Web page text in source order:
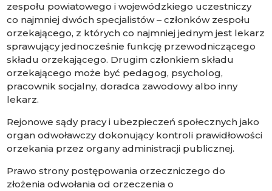
zespołu powiatowego i wojewódzkiego uczestniczy
co najmniej dwóch specjalistów – członków zespołu
orzekającego, z których co najmniej jednym jest lekarz
sprawujący jednocześnie funkcję przewodniczącego
składu orzekającego. Drugim członkiem składu
orzekającego może być pedagog, psycholog,
pracownik socjalny, doradca zawodowy albo inny
lekarz.
Rejonowe sądy pracy i ubezpieczeń społecznych jako
organ odwoławczy dokonujący kontroli prawidłowości
orzekania przez organy administracji publicznej.
Prawo strony postępowania orzeczniczego do
złożenia odwołania od orzeczenia o